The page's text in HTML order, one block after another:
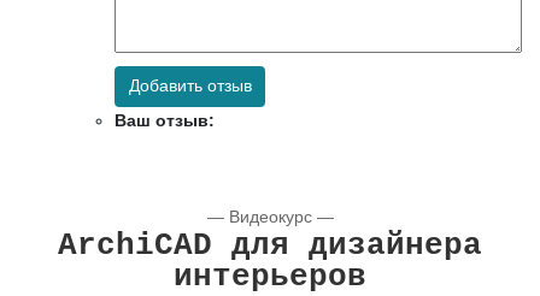
Добавить отзыв
Ваш отзыв:
— Видеокурс —
ArchiCAD для дизайнера
интерьеров